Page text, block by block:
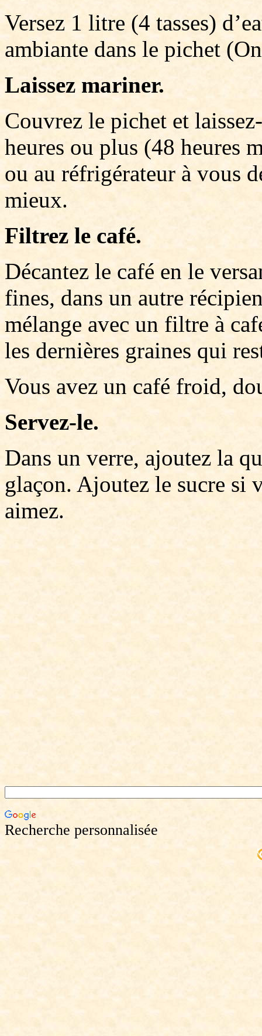
Versez 1 litre (4 tasses)
ambiante dans le pichet
Laissez mariner.
Couvrez le pichet et
heures ou plus (48 heures
ou au réfrigérateur à vous
mieux.
Filtrez le café.
Décantez le café en le
fines, dans un autre
mélange avec un filtre à
les dernières graines qui
Vous avez un café froid,
Servez-le.
Dans un verre, ajoutez la
glaçon. Ajoutez le sucre si
aimez.
Recherche personnalisée